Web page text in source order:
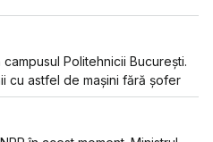
Politehnicii București.
cu astfel de mașini fără șofer